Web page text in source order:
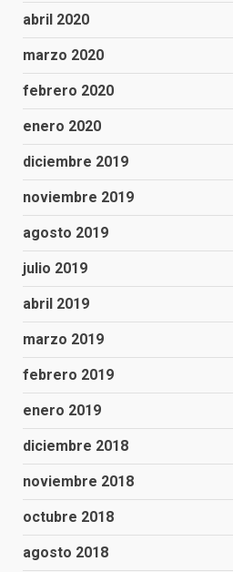
abril 2020
marzo 2020
febrero 2020
enero 2020
diciembre 2019
noviembre 2019
agosto 2019
julio 2019
abril 2019
marzo 2019
febrero 2019
enero 2019
diciembre 2018
noviembre 2018
octubre 2018
agosto 2018